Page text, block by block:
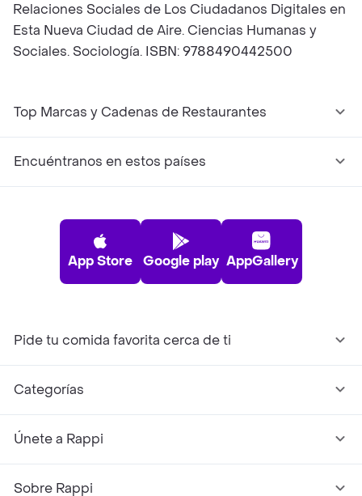
Relaciones Sociales de Los Ciudadanos Digitales en
Esta Nueva Ciudad de Aire. Ciencias Humanas y
Sociales. Sociología. ISBN: 9788490442500
Top Marcas y Cadenas de Restaurantes
Encuéntranos en estos países
App Store Google play AppGallery
Pide tu comida favorita cerca de ti
Categorías
Únete a Rappi
Sobre Rappi